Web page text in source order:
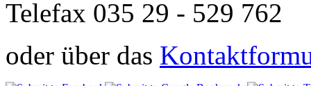
Telefax 035 29 - 529 762
oder über das